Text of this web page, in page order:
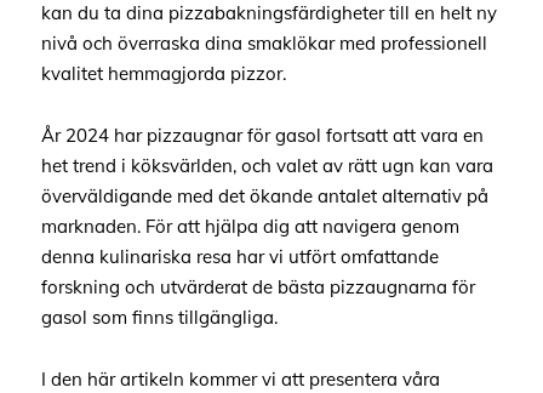
kan du ta dina pizzabakningsfärdigheter till en helt ny
nivå och överraska dina smaklökar med professionell
kvalitet hemmagjorda pizzor.
År 2024 har pizzaugnar för gasol fortsatt att vara en
het trend i köksvärlden, och valet av rätt ugn kan vara
överväldigande med det ökande antalet alternativ på
marknaden. För att hjälpa dig att navigera genom
denna kulinariska resa har vi utfört omfattande
forskning och utvärderat de bästa pizzaugnarna för
gasol som finns tillgängliga.
I den här artikeln kommer vi att presentera våra